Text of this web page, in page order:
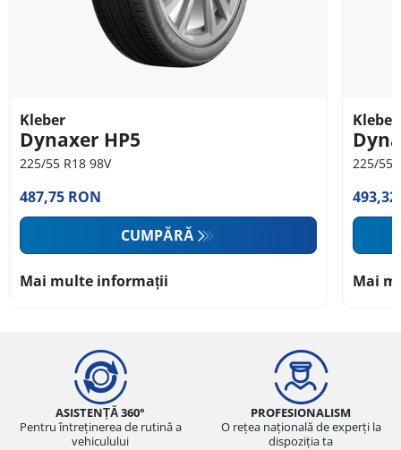
Kleber
Dynaxer HP5
225/55 R18 98V
487,75 RON
CUMPĂRĂ
Mai multe informații
Kleber
225/55
Mai
ASISTENȚĂ 360°
Pentru întreținerea de rutină a
vehiculului
PROFESIONALISM
O rețea națională de experți la
dispoziția ta